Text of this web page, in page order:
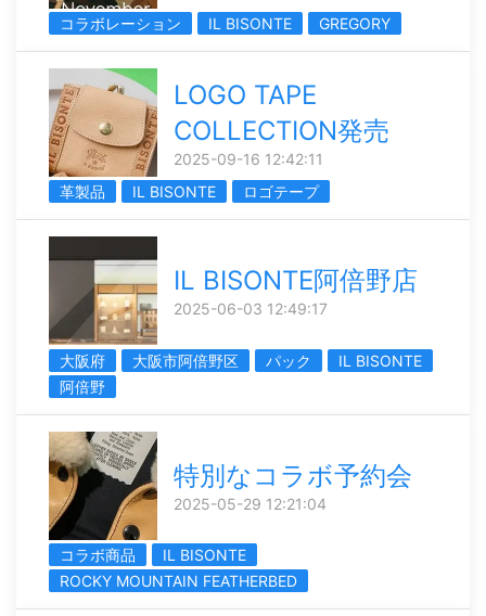
コラボレーション IL BISONTE GREGORY
LOGO TAPE
COLLECTION発売
2025-09-16 12:42:11
革製品
IL BISONTE ロゴテープ
IL BISONTE阿倍野店
2025-06-03 12:49:17
大阪府 大阪市阿倍野区 パック
IL BISONTE
阿倍野
特別なコラボ予約会
2025-05-29 12:21:04
コラボ商品
IL BISONTE
ROCKY MOUNTAIN FEATHERBED